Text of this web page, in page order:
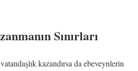
Sınırları
kazandırsa da ebeveynlerin